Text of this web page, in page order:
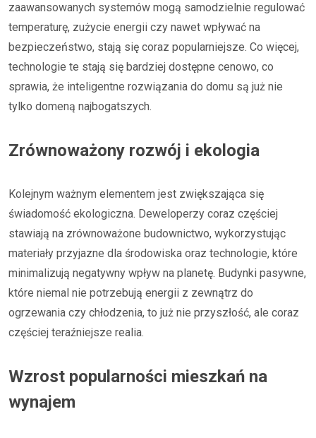
zaawansowanych systemów mogą samodzielnie regulować
temperaturę, zużycie energii czy nawet wpływać na
bezpieczeństwo, stają się coraz popularniejsze. Co więcej,
technologie te stają się bardziej dostępne cenowo, co
sprawia, że inteligentne rozwiązania do domu są już nie
tylko domeną najbogatszych.
Zrównoważony rozwój i ekologia
Kolejnym ważnym elementem jest zwiększająca się
świadomość ekologiczna. Deweloperzy coraz częściej
stawiają na zrównoważone budownictwo, wykorzystując
materiały przyjazne dla środowiska oraz technologie, które
minimalizują negatywny wpływ na planetę. Budynki pasywne,
które niemal nie potrzebują energii z zewnątrz do
ogrzewania czy chłodzenia, to już nie przyszłość, ale coraz
częściej teraźniejsze realia.
Wzrost popularności mieszkań na
wynajem